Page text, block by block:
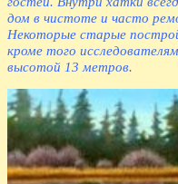
дом в чистоте и часто
Некоторые старые
кроме того
высотой 13 метров.